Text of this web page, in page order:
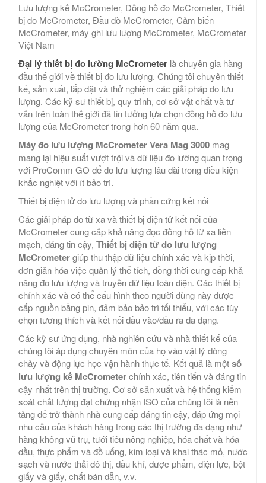
Lưu lượng kế McCrometer, Đồng hồ đo McCrometer, Thiết
bị đo McCrometer, Đầu dò McCrometer, Cảm biến
McCrometer, máy ghi lưu lượng McCrometer, McCrometer
Việt Nam
Đại lý thiết bị đo lường McCrometer là chuyên gia hàng
đầu thế giới về thiết bị đo lưu lượng. Chúng tôi chuyên thiết
kế, sản xuất, lắp đặt và thử nghiệm các giải pháp đo lưu
lượng. Các kỹ sư thiết bị, quy trình, cơ sở vật chất và tư
vấn trên toàn thế giới đã tin tưởng lựa chọn đồng hồ đo lưu
lượng của McCrometer trong hơn 60 năm qua.
Máy đo lưu lượng McCrometer Vera Mag 3000 mag
mang lại hiệu suất vượt trội và dữ liệu đo lường quan trọng
với ProComm GO để đo lưu lượng lâu dài trong điều kiện
khắc nghiệt với ít bảo trì.
Thiết bị điện tử đo lưu lượng và phần cứng kết nối
Các giải pháp đo từ xa và thiết bị điện tử kết nối của
McCrometer cung cấp khả năng đọc đồng hồ từ xa liền
mạch, đáng tin cậy, Thiết bị điện tử đo lưu lượng
McCrometergiúp thu thập dữ liệu chính xác và kịp thời,
đơn giản hóa việc quản lý thể tích, đồng thời cung cấp khả
năng đo lưu lượng và truyền dữ liệu toàn diện. Các thiết bị
chính xác và có thể cấu hình theo người dùng này được
cấp nguồn bằng pin, đảm bảo bảo trì tối thiểu, với các tùy
chọn tương thích và kết nối đầu vào/đầu ra đa dạng.
Các kỹ sư ứng dụng, nhà nghiên cứu và nhà thiết kế của
chúng tôi áp dụng chuyên môn của họ vào vật lý dòng
chảy và động lực học vận hành thực tế. Kết quả là mộtsố
lưu lượng kế McCrometerchính xác, tiên tiến và đáng tin
cậy nhất trên thị trường. Cơ sở sản xuất và hệ thống kiểm
soát chất lượng đạt chứng nhận ISO của chúng tôi là nền
tảng để trở thành nhà cung cấp đáng tin cậy, đáp ứng mọi
nhu cầu của khách hàng trong các thị trường đa dạng như
hàng không vũ trụ, tưới tiêu nông nghiệp, hóa chất và hóa
dầu, thực phẩm và đồ uống, kim loại và khai thác mỏ, nước
sạch và nước thải đô thị, dầu khí, dược phẩm, điện lực, bột
giấy và giấy, chất bán dẫn, v.v.